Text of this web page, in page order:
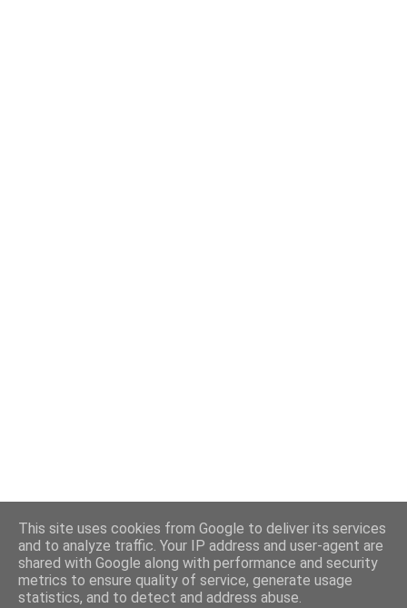
This site uses cookies from Google to deliver its services
and to analyze traffic. Your IP address and user-agent are
shared with Google along with performance and security
metrics to ensure quality of service, generate usage
statistics, and to detect and address abuse.